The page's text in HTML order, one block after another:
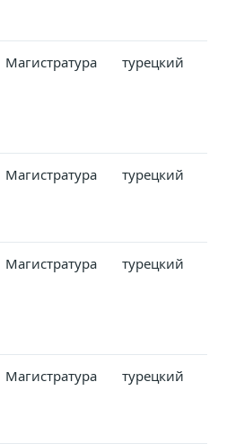
Магистратура турецкий
Магистратура турецкий
Магистратура турецкий
Магистратура турецкий